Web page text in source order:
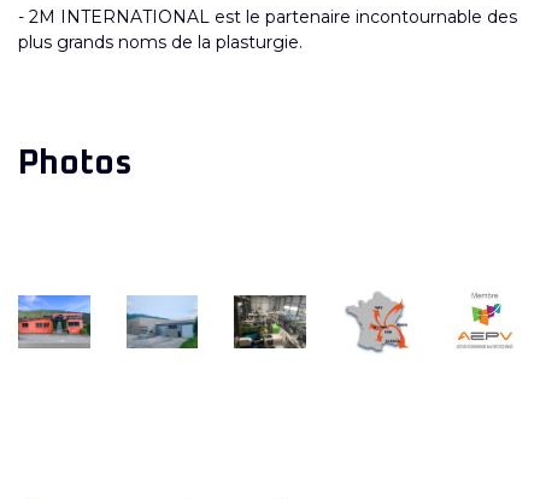
- 2M INTERNATIONAL est le partenaire incontournable des
plus grands noms de la plasturgie.
Photos